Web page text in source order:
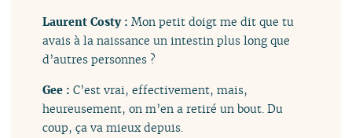
Laurent Costy :Mon petit doigt me dit que tu
avais à la naissance un intestin plus long que
d’autres personnes ?
Gee :C’est vrai, effectivement, mais,
heureusement, on m’en a retiré un bout. Du
coup, ça va mieux depuis.